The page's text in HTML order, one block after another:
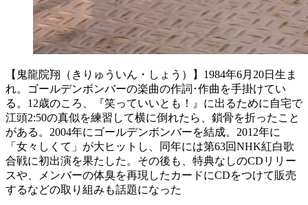
【鬼龍院翔（きりゅういん・しょう）】1984年6月20日生ま
れ。ゴールデンボンバーの楽曲の作詞･作曲を手掛けてい
る。12歳のころ、『笑っていいとも！』に出るために自宅で
江頭2:50の真似を練習して横に倒れたら、鎖骨を折ったこと
がある。2004年にゴールデンボンバーを結成。2012年に
「女々しくて」が大ヒットし、同年には第63回NHK紅白歌
合戦に初出演を果たした。その後も、特典なしのCDリリー
スや、メンバーの体臭を再現したカードにCDをつけて販売
するなどの取り組みも話題になった